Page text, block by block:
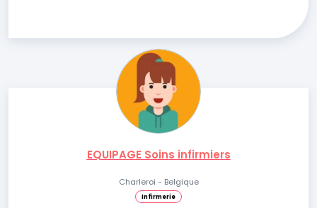
EQUIPAGE Soins infirmiers
Charleroi - Belgique
Infirmerie